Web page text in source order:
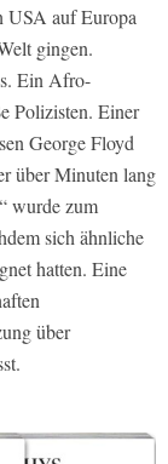
USA auf Europa
gingen.
Ein Afro-
Polizisten. Einer
George Floyd
über Minuten lang
wurde zum
sich ähnliche
hatten. Eine
über